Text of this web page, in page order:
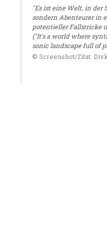
"Es ist eine Welt, in
sondern Abenteurer in
potentieller Fallstricke
("It's a world where
sonic landscape full of
© Screenshot/Zitat: